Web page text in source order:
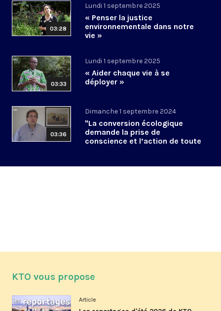
03:28
Lundi 1 septembre 2025
« Penser la justice
environnementale dans notre
vie »
03:33
Lundi 1 septembre 2025
« Aider chaque vie à se
déployer »
03:36
Dimanche 1 septembre 2024
"La conversion écologique
demande la prise de
conscience et l’action de toute
la société"
KTO vous propose
Article